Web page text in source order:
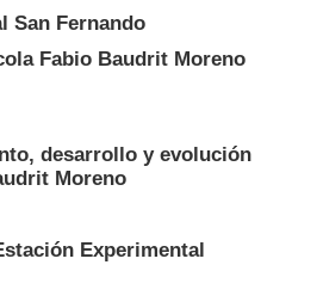
San Fernando
Fabio Baudrit Moreno
desarrollo y evolución
Moreno
Experimental